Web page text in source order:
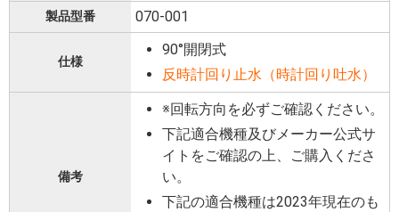
製品型番 070-001
仕様
90°開閉式
反時計回り止水（時計回り吐水）
備考
※回転方向を必ずご確認ください。
下記適合機種及びメーカー公式サ
イトをご確認の上、ご購入くださ
い。
下記の適合機種は2023年現在のも